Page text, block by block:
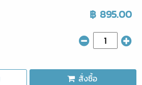
฿ 895.00
สั่งซื้อ